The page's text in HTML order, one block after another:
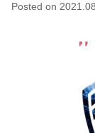
Posted on